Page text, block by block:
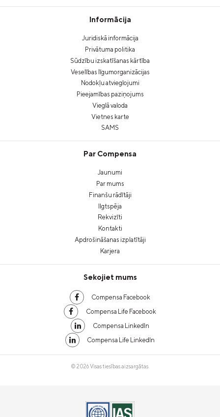
Informācija
Juridiskā informācija
Privātuma politika
Sūdzību izskatīšanas kārtība
Veselības līgumorganizācijas
Nodokļu atvieglojumi
Pieejamības paziņojums
Vieglā valoda
Vietnes karte
SAMS
Par Compensa
Jaunumi
Par mums
Finanšu rādītāji
Ilgtspēja
Rekvizīti
Kontakti
Apdrošināšanas izplatītāji
Karjera
Sekojiet mums
Compensa Facebook
Compensa Life Facebook
Compensa LinkedIn
Compensa Life LinkedIn
© 2026 Visas tiesības aizsargātas.